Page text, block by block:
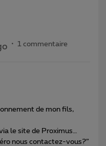
1 commentaire
de mon fils,
le site de Proximus…
nous contactez-vous?”